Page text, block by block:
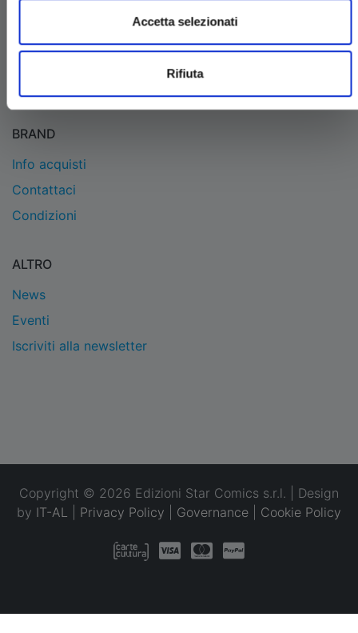
Accetta selezionati
Rifiuta
+39 075 591 8353
- per informazioni
acquistaonline@starcomics.com
BRAND
Info acquisti
Contattaci
Condizioni
ALTRO
News
Eventi
Iscriviti alla newsletter
Copyright © 2026 Edizioni Star Comics s.r.l. | Design
by IT-AL Privacy Policy Governance Cookie Policy